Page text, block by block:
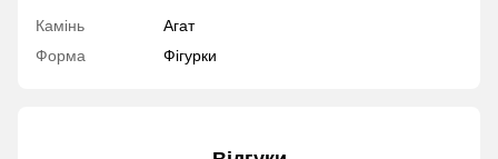
Камінь
Агат
Форма
Фігурки